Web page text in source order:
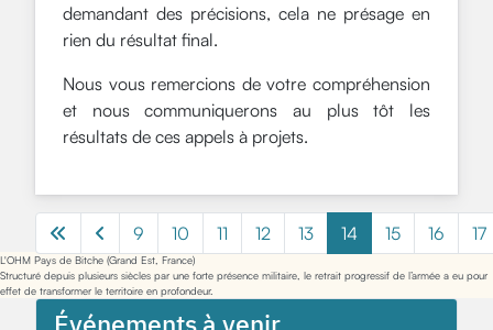
L'OHM Pays de Bitche (Grand Est, France)
Structuré depuis plusieurs siècles par une forte présence militaire, le retrait progressif de l’armée a eu pour
effet de transformer le territoire en profondeur.
demandant des précisions, cela ne présage en
rien du résultat final.
Nous vous remercions de votre compréhension
et nous communiquerons au plus tôt les
résultats de ces appels à projets.
9 10 11 12 13 14 15 16 17